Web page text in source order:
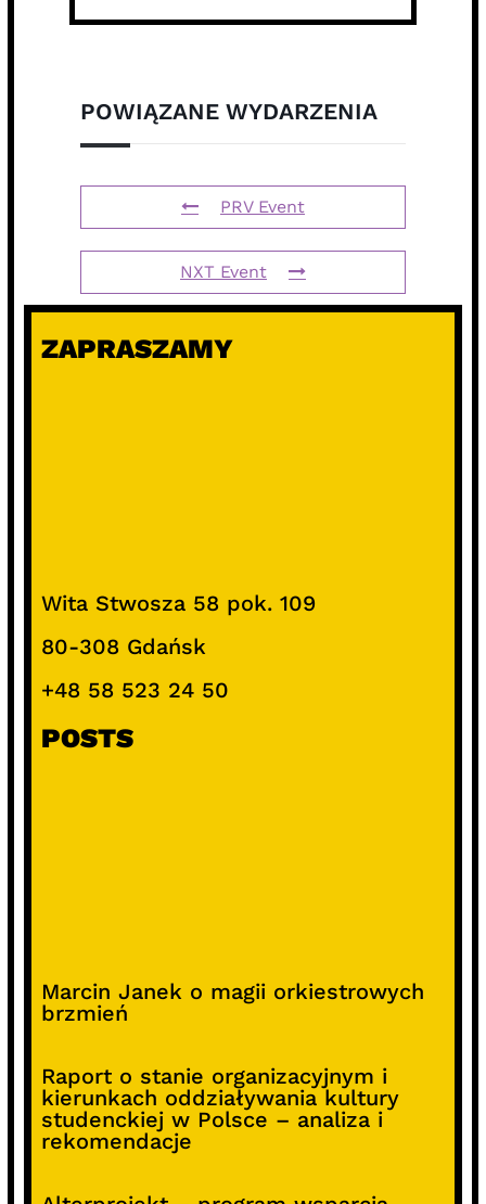
POWIĄZANE WYDARZENIA
PRV Event
NXT Event
ZAPRASZAMY
Wita Stwosza 58 pok. 109
80-308 Gdańsk
+48 58 523 24 50
POSTS
Marcin Janek o magii orkiestrowych
brzmień
Raport o stanie organizacyjnym i
kierunkach oddziaływania kultury
studenckiej w Polsce – analiza i
rekomendacje